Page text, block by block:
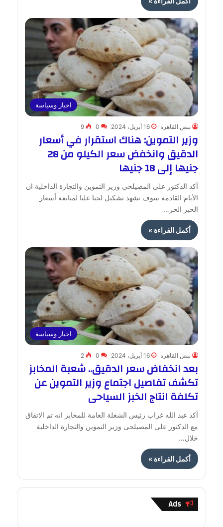
اخبار وسياسة
نبض القاهرة 16 أبريل، 2024 0
9
وزير التموين: هناك استقرار في أسعار
الدقيق وانخفض سعر الكيلو من 28
جنيها إلى 18 جنيها
أكد الدكتور علي المصيلحي وزير التموين والتجارة الداخلية ان
الأيام القادمة سوف تشهد تشكيل لجنا عليا لمتابعة أسعار
الخبز الحر…
أكمل القراءة »
اخبار وسياسة
نبض القاهرة 16 أبريل، 2024 0
2
بعد انخفاض سعر الدقيق.. شعبة المخابز
تكشف تفاصيل اجتماع وزير التموين عن
تكلفة انتاج الخبز السياحى
أكد عبد الله غراب رئيس الشغلة العامة للمخابز انه تم الاتفاق
مع الدكتور على المصيلحى وزير التموين والتجارة الداخلية
خلال…
أكمل القراءة »
Ads